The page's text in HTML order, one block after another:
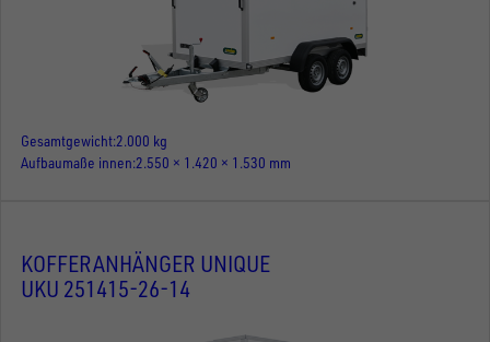
Gesamtgewicht 2.000 kg
Aufbaumaße innen 2.550 × 1.420 × 1.530 mm
KOFFERANHÄNGER UNIQUE
UKU 251415-26-14